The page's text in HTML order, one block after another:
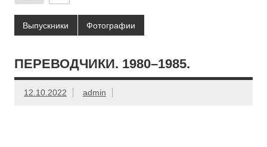
Выпускники Фотографии
ПЕРЕВОДЧИКИ. 1980–1985.
12.10.2022 admin